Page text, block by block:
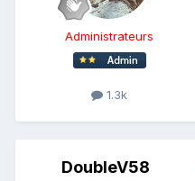
Administrateurs
1.3k
DoubleV58